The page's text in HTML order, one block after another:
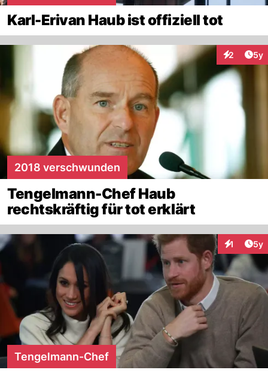
Karl-Erivan Haub ist offiziell tot
2 5y
2018 verschwunden
Tengelmann-Chef Haub
rechtskräftig für tot erklärt
1 5y
Tengelmann-Chef